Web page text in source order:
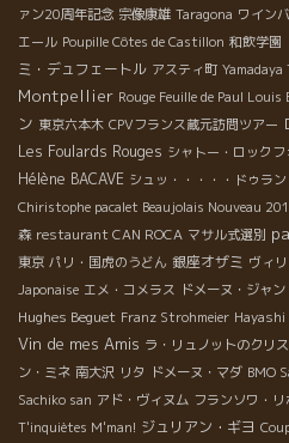
ァン20周年記念 宗像康雄 Taragona ワイン
エール Poupille Côtes de Castillon 和飲学園
ミ・デュフェートル アスティ町 Yamadaya
Montpellier Rouge Feuille de Paul Louis
ン 東京六本木 CPVフランス蔵元訪問ツアー
Les Foulards Rouges シャトー・ロック
Hélène BACAVE シュッ・・・・・ドゥラン
Chiristophe pacalet Beaujolais Nouveau
森 restaurant CAN ROCA マサル式選別
東京 パリ・国虎のうどん 銀座オザミ ヴィ
Japonaise エメ・コメラス ドメーヌ・ジャ
Hughes Beguet Franz Strohmeier Hayashi
Vin de mes Amis ラ・リュノットのクリ
ン・ミネ 南大沢 リタ ドメーヌ・マダ BMO
Sachiko san アド・ヴィヌム フランソワ・リ
T'inquiètes M'man! ジュリアン・ギヨ